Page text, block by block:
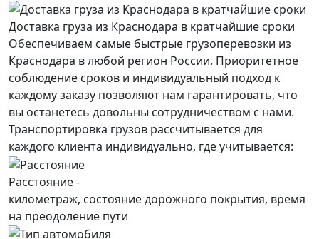
Доставка груза из Краснодара в кратчайшие сроки
Обеспечиваем самые быстрые грузоперевозки из
Краснодара в любой регион России. Приоритетное
соблюдение сроков и индивидуальный подход к
каждому заказу позволяют нам гарантировать, что
вы останетесь довольны сотрудничеством с нами.
Транспортировка грузов рассчитывается для
каждого клиента индивидуально, где учитывается:
Расстояние -
километраж, состояние дорожного покрытия, время
на преодоление пути